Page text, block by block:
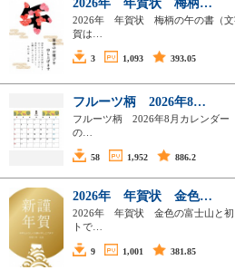
2026年 年賀状 梅柄…
2026年 年賀状 梅柄の午の書（文
賀は…
3 1,093 393.05
フルーツ柄 2026年8…
フルーツ柄 2026年8月カレンダ
の…
58 1,952 886.2
2026年 年賀状 金色…
2026年 年賀状 金色の富士山と初
トで…
9 1,001 381.85